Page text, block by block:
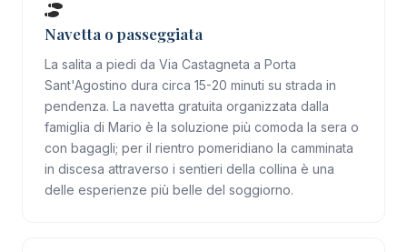
Navetta o passeggiata
La salita a piedi da Via Castagneta a Porta
Sant'Agostino dura circa 15-20 minuti su strada in
pendenza. La navetta gratuita organizzata dalla
famiglia di Mario è la soluzione più comoda la sera o
con bagagli; per il rientro pomeridiano la camminata
in discesa attraverso i sentieri della collina è una
delle esperienze più belle del soggiorno.